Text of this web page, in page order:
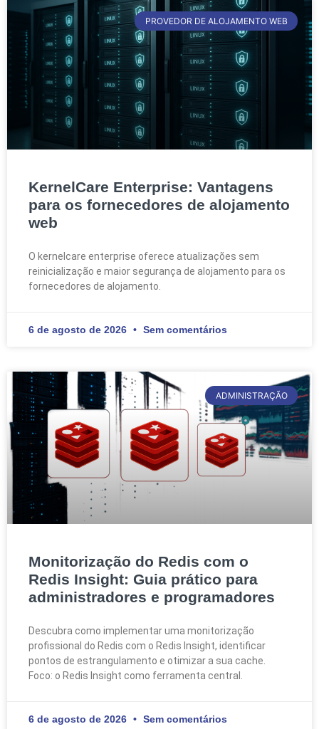
PROVEDOR DE ALOJAMENTO WEB
KernelCare Enterprise: Vantagens
para os fornecedores de alojamento
web
O kernelcare enterprise oferece atualizações sem
reinicialização e maior segurança de alojamento para os
fornecedores de alojamento.
6 de agosto de 2026 Sem comentários
ADMINISTRAÇÃO
Monitorização do Redis com o
Redis Insight: Guia prático para
administradores e programadores
Descubra como implementar uma monitorização
profissional do Redis com o Redis Insight, identificar
pontos de estrangulamento e otimizar a sua cache.
Foco: o Redis Insight como ferramenta central.
6 de agosto de 2026 Sem comentários